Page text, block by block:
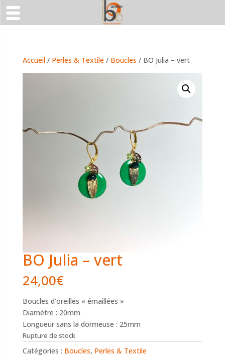
Accueil/ Perles & Textile/ Boucles / BO Julia – vert
BO Julia – vert
24,00€
Boucles d’oreilles « émaillées »
Diamètre : 20mm
Longueur sans la dormeuse : 25mm
Rupture de stock
Catégories : Boucles, Perles & Textile